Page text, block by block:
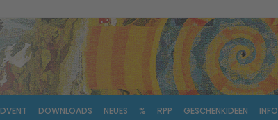
DOWNLOADS NEUES % RPP GESCHENKIDEEN INFO